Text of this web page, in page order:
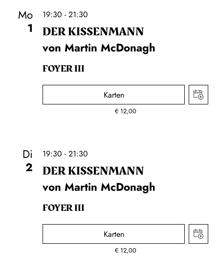
Mo
1
19:30 - 21:30
DER KISSEN­MANN
von Martin McDonagh
FOYER III
Karten
€ 12,00
Di
2
19:30 - 21:30
DER KISSEN­MANN
von Martin McDonagh
FOYER III
Karten
€ 12,00